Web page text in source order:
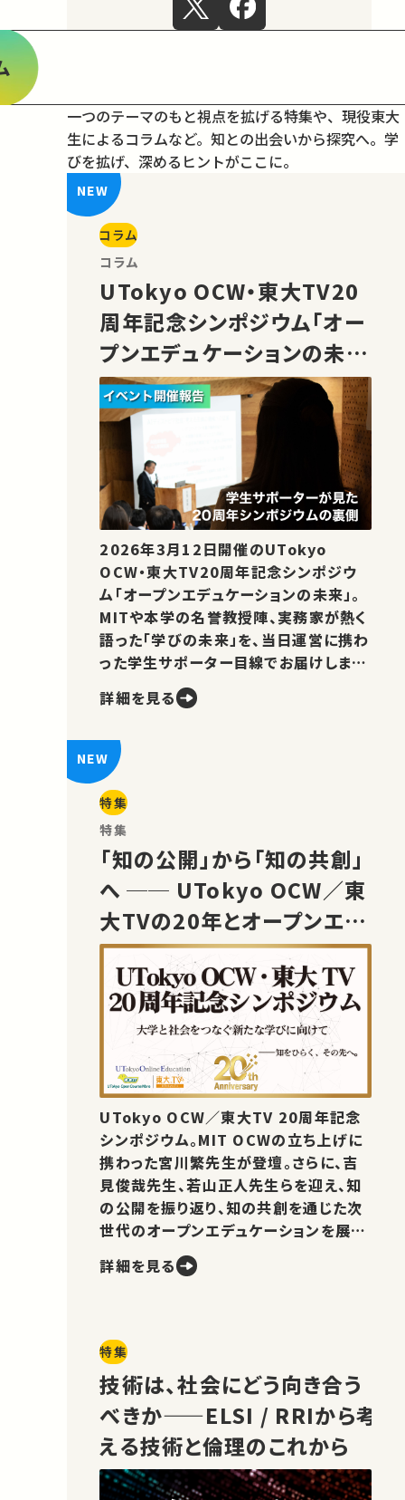
一つのテーマのもと視点を拡げる特集や、現役東大
生によるコラムなど。 知との出会いから探究へ。学
びを拡げ、深めるヒントがここに。
コラム
コラム
UTokyo OCW・東大TV20
周年記念シンポジウム「オー
プンエデュケーションの未
来」の様子をご紹介！
2026年3月12日開催のUTokyo
OCW・東大TV20周年記念シンポジウ
ム「オープンエデュケーションの未来」。
MITや本学の名誉教授陣、実務家が熱く
語った「学びの未来」を、当日運営に携わ
った学生サポーター目線でお届けしま
詳細を見る
特集
特集
「知の公開」から「知の共創」
へ ── UTokyo OCW／東
大TVの20年とオープンエデ
ュケーションの未来
UTokyo OCW／東大TV 20周年記念
シンポジウム。MIT OCWの立ち上げに
携わった宮川繁先生が登壇。さらに、吉
見俊哉先生、若山正人先生らを迎え、知
の公開を振り返り、知の共創を通じた次
世代のオープンエデュケーションを展望
詳細を見る
特集
技術は、社会にどう向き合う
べきか——ELSI / RRIから考
える技術と倫理のこれから